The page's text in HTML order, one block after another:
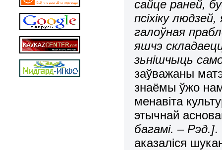
сайце раней,
псіхіку
галоўная
яшчэ
зьнішчыць
заўважаны
знаёмы ўжо
менавіта
этычнай
багамі. – Рэд.].
аказаліся